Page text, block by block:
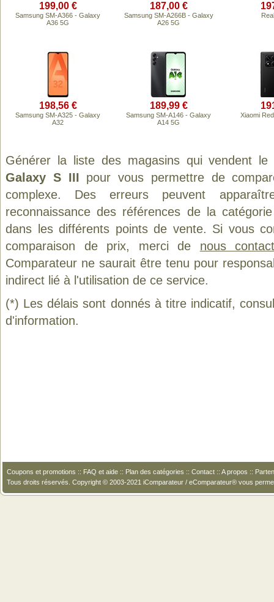
199,00 €
Samsung SM-A366 - Galaxy
A36 5G
187,00 €
Samsung SM-A266B - Galaxy
A26 5G
198,56 €
Samsung SM-A325 - Galaxy
A32
189,99 €
Samsung SM-A146 - Galaxy
A14 5G
Xiaomi
Générer la liste des magasins qui vendent
Galaxy S III pour vous permettre de
complexe. Des erreurs peuvent
reconnaissance des références de la
dans les différents points de vente. Si vous
comparaison de prix, merci de nous
Comparateur ne saurait être tenu pour
indirect lié à l'utilisation de ce service.
(*) Les délais sont donnés à titre indicatif,
d'information.
Coupons et promotions :: FAQ et aide :: Plan des catégories :: Contact :: A propos ::
Tous droits réservés. Copyright © 2003-2021 iComparateur / eComparateur® vous